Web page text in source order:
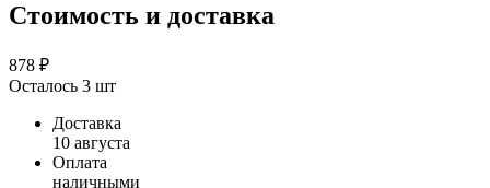
Стоимость и доставка
878 ₽
Осталось 3 шт
Доставка
10 августа
Оплата
наличными